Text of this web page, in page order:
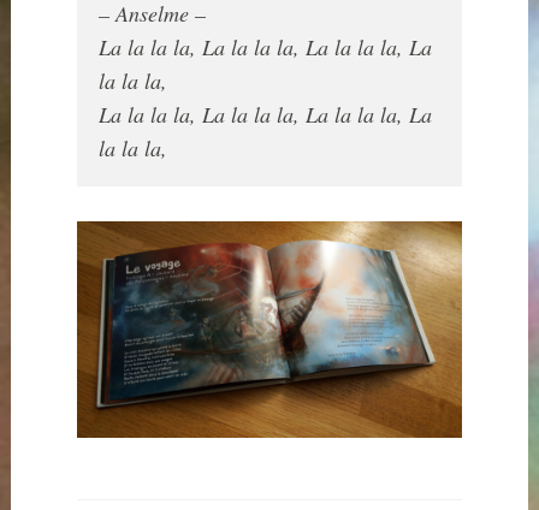
– Anselme –
La la la la, La la la la, La la la la, La
la la la,
La la la la, La la la la, La la la la, La